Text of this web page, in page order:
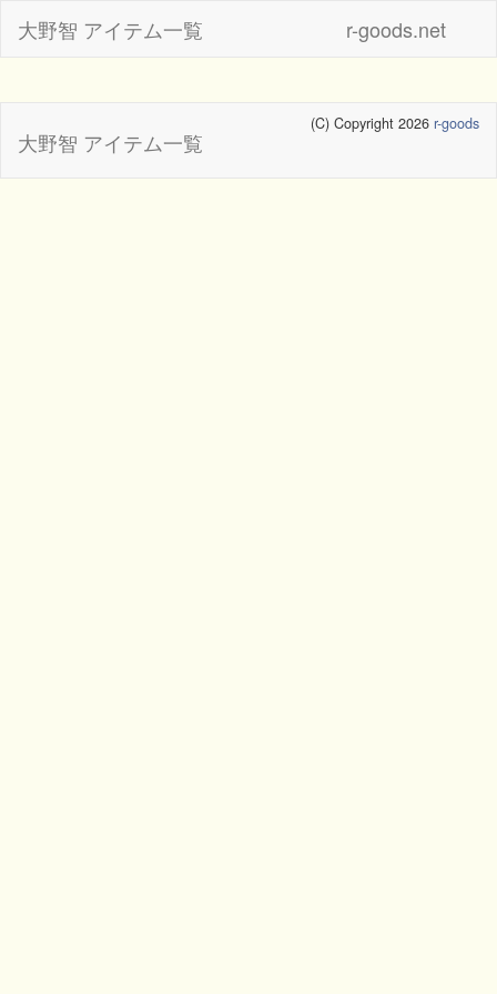
大野智 アイテム一覧 r-goods.net
大野智 アイテム一覧
(C) Copyright 2026 r-goods